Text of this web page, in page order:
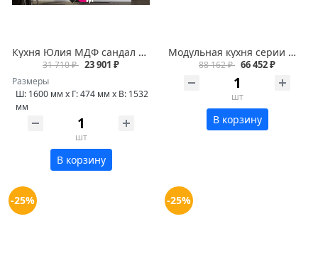
Кухня Юлия МДФ сандал белый комплект 1,6м
31 710 ₽ 23 901 ₽
Размеры
Ш: 1600 мм x Г: 474 мм x В: 1532
мм
шт
В корзину
Модульная кухня серии Юлия МДФ сандал серый
88 162 ₽ 66 452 ₽
шт
В корзину
-25% -25%